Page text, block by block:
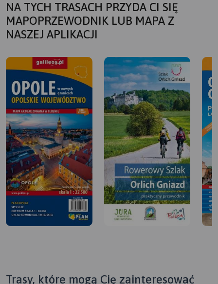
NA TYCH TRASACH PRZYDA CI SIĘ
MAPOPRZEWODNIK LUB MAPA Z
NASZEJ APLIKACJI
Trasy, które mogą Cię zainteresować